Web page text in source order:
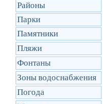
Районы
Парки
Памятники
Пляжи
Фонтаны
Зоны водоснабжения
Погода